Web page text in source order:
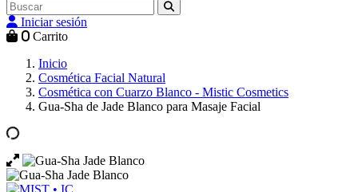
Iniciar sesión
0 Carrito
Inicio
Cosmética Facial Natural
Cosmética con Cuarzo Blanco - Mistic Cosmetics
Gua-Sha de Jade Blanco para Masaje Facial